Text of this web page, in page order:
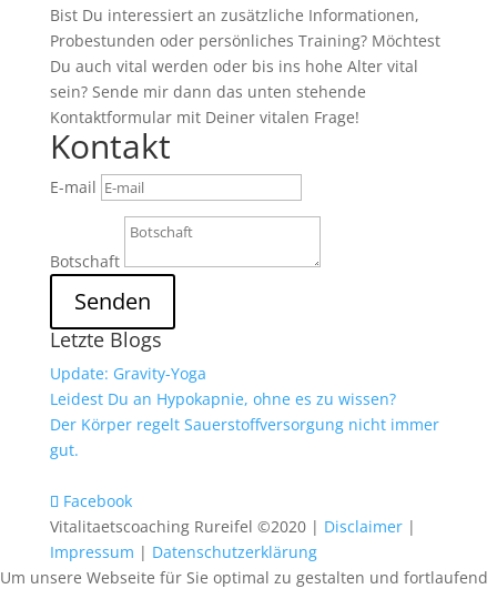
Bist Du interessiert an zusätzliche Informationen,
Probestunden oder persönliches Training? Möchtest
Du auch vital werden oder bis ins hohe Alter vital
sein? Sende mir dann das unten stehende
Kontaktformular mit Deiner vitalen Frage!
Kontakt
E-mail
Botschaft
Senden
Letzte Blogs
Update: Gravity-Yoga
Leidest Du an Hypokapnie, ohne es zu wissen?
Der Körper regelt Sauerstoffversorgung nicht immer
gut.
Facebook
Vitalitaetscoaching Rureifel ©2020 | Disclaimer|
Impressum | Datenschutzerklärung
Um unsere Webseite für Sie optimal zu gestalten und fortlaufend